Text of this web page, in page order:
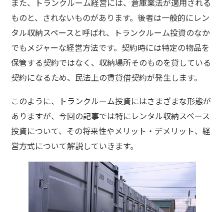
また、トランクルーム経営には、倉庫業法が適用される
ものと、されないものがあります。後者は一般的にレン
タル収納スペースと呼ばれ、トランクルーム投資のなか
でもメジャーな経営方法です。契約時には特定の物品を
保管する契約ではなく、収納場所そのものを貸している
契約になるため、民法上の賃貸借契約が発生します。
このように、トランクルーム投資にはさまざまな形態が
ありますが、今回の記事では特にレンタル収納スペース
投資について、その将来性やメリット・デメリット、経
営方式について解説していきます。